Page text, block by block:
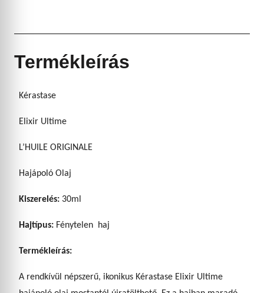
Termékleírás
Kérastase
Elixir Ultime
L’HUILE ORIGINALE
Hajápoló Olaj
Kiszerelés: 30ml
Hajtípus: Fénytelen haj
Termékleírás:
A rendkívül népszerű, ikonikus Kérastase Elixir Ultime